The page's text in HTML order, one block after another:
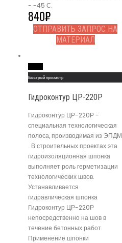
- -45 С.
840₽
ОТПРАВИТЬ ЗАПРОС НА
МАТЕРИАЛ
Быстрый просмотр
Гидроконтур ЦР-220Р
Гидроконтур ЦР-220Р -
специальная технологическая
полоса, производимая из ЭПДМ
. В строительных проектах эта
гидроизоляционная шпонка
выполняет роль герметизации
технологических швов.
Устанавливается
гидравлическая шпонка
Гидроконтур ЦР-220Р
непосредственно на шов в
течение бетонных работ.
Применение шпонки